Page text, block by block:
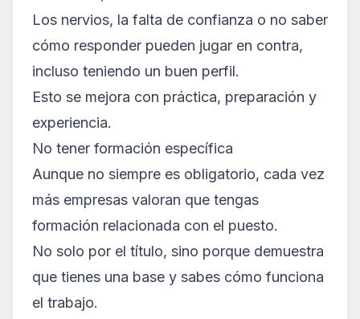
Los nervios, la falta de confianza o no saber
cómo responder pueden jugar en contra,
incluso teniendo un buen perfil.
Esto se mejora con práctica, preparación y
experiencia.
No tener formación específica
Aunque no siempre es obligatorio, cada vez
más empresas valoran que tengas
formación relacionada con el puesto.
No solo por el título, sino porque demuestra
que tienes una base y sabes cómo funciona
el trabajo.